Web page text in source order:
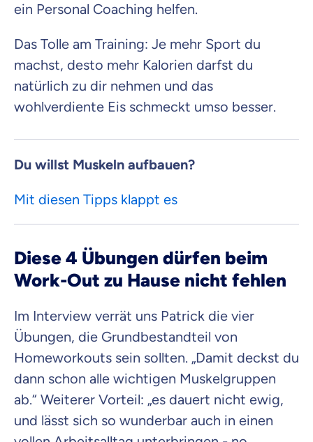
ein Personal Coaching helfen.
Das Tolle am Training: Je mehr Sport du
machst, desto mehr Kalorien darfst du
natürlich zu dir nehmen und das
wohlverdiente Eis schmeckt umso besser.
Du willst Muskeln aufbauen?
Mit diesen Tipps klappt es
Diese 4 Übungen dürfen beim
Work-Out zu Hause nicht fehlen
Im Interview verrät uns Patrick die vier
Übungen, die Grundbestandteil von
Homeworkouts sein sollten. „Damit deckst du
dann schon alle wichtigen Muskelgruppen
ab.“ Weiterer Vorteil: „es dauert nicht ewig,
und lässt sich so wunderbar auch in einen